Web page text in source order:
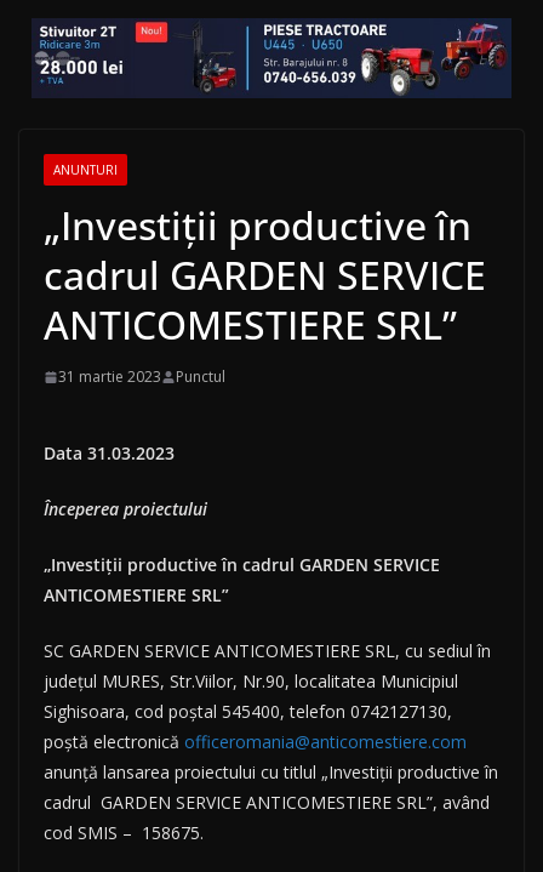
ANUNTURI
„Investiții productive în
cadrul GARDEN SERVICE
ANTICOMESTIERE SRL”
31 martie 2023 Punctul
Data 31.03.2023
Începerea proiectului
„Investiții productive în cadrul GARDEN SERVICE
ANTICOMESTIERE SRL”
SC GARDEN SERVICE ANTICOMESTIERE SRL, cu sediul în
județul MURES, Str.Viilor, Nr.90, localitatea Municipiul
Sighisoara, cod poștal 545400, telefon 0742127130,
poștă electronică officeromania@anticomestiere.com
anunță lansarea proiectului cu titlul „Investiții productive în
cadrul GARDEN SERVICE ANTICOMESTIERE SRL”, având
cod SMIS – 158675.